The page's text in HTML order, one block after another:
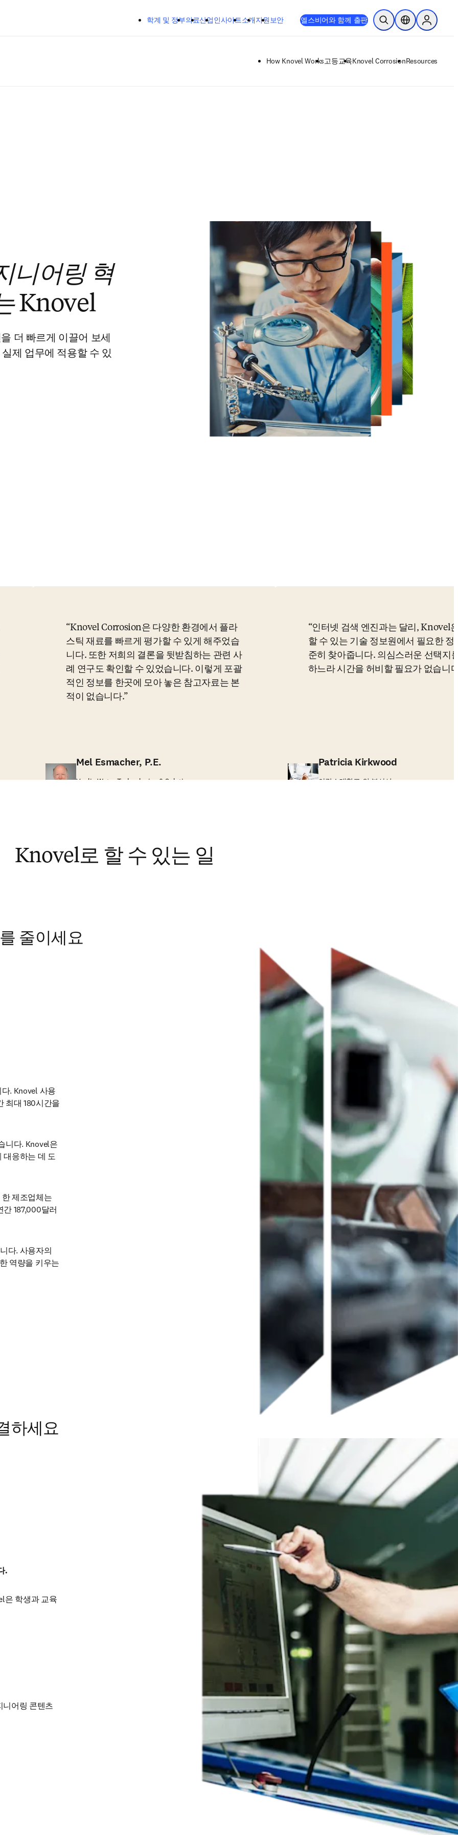
학계 및 정부의료산업인사이트소개지원 보안 엘스비어와 함께 출판 검색 열기위치 선택기Sign in to
How Knovel Works고등교육Knovel CorrosionResources
니어링 혁
Knovel
더 빠르게 이끌어 보세
제 업무에 적용할 수 있
Knovel Corrosion은 다양한 환경에서 플라
스틱 재료를 빠르게 평가할 수 있게 해주었습
니다. 또한 저희의 결론을 뒷받침하는 관련 사
례 연구도 확인할 수 있었습니다. 이렇게 포괄
적인 정보를 한곳에 모아 놓은 참고자료는 본
적이 없습니다.
Mel Esmacher, P.E.
Veolia Water Technologies & Solutions
인터넷 검색 엔진과는 달리, Knovel
할 수 있는 기술 정보원에서 필요한 정
준히 찾아줍니다. 의심스러운 선택지
하느라 시간을 허비할 필요가 없습니
Patricia Kirkwood
아칸소대학교 의 부사서
Knovel로 할 수 있는 일
줄이세요
. Knovel 사용
최대 180시간을
니다. Knovel은
대응하는 데 도
제조업체는
187,000달러
다. 사용자의
역량을 키우는
하세요
.
은 학생과 교육
니어링 콘텐츠